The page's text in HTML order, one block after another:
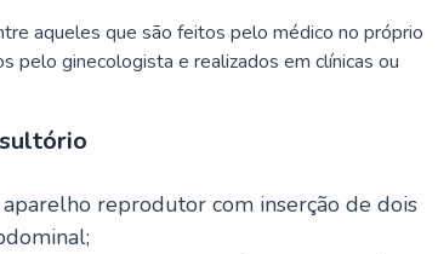
aqueles que são feitos pelo médico no próprio
pelo ginecologista e realizados em clínicas ou
reprodutor com inserção de dois